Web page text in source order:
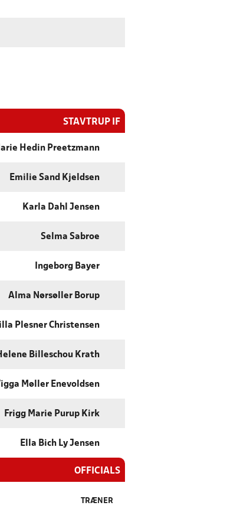
STAVTRUP IF
Hedin Preetzmann
Emilie Sand Kjeldsen
Karla Dahl Jensen
Selma Sabroe
Ingeborg Bayer
Alma Nørsøller Borup
Plesner Christensen
Billeschou Krath
Møller Enevoldsen
Frigg Marie Purup Kirk
Ella Bich Ly Jensen
OFFICIALS
TRÆNER